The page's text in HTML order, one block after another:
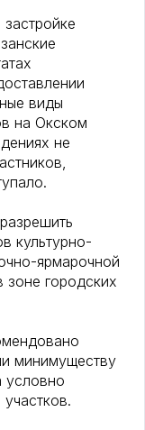
виды
на Окском
не
культурно-
ярмарочной
зоне городских
минимуществу
условно